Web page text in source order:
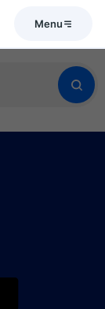
Menu